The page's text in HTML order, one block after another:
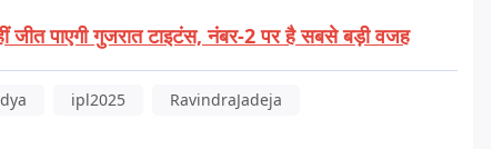
जीत पाएगी गुजरात टाइटंस, नंबर-2 पर है सबसे बड़ी वजह
ipl2025 RavindraJadeja